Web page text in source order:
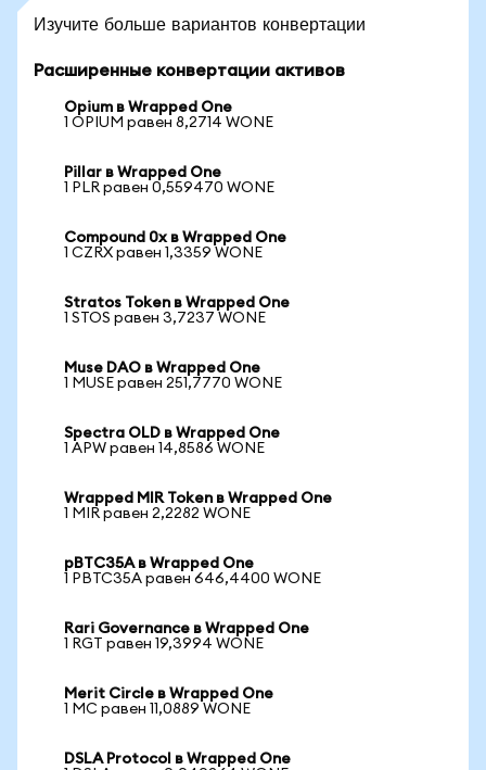
Изучите больше вариантов конвертации
Расширенные конвертации активов
Opium в Wrapped One
1 OPIUM равен 8,2714 WONE
Pillar в Wrapped One
1 PLR равен 0,559470 WONE
Compound 0x в Wrapped One
1 CZRX равен 1,3359 WONE
Stratos Token в Wrapped One
1 STOS равен 3,7237 WONE
Muse DAO в Wrapped One
1 MUSE равен 251,7770 WONE
Spectra OLD в Wrapped One
1 APW равен 14,8586 WONE
Wrapped MIR Token в Wrapped One
1 MIR равен 2,2282 WONE
pBTC35A в Wrapped One
1 PBTC35A равен 646,4400 WONE
Rari Governance в Wrapped One
1 RGT равен 19,3994 WONE
Merit Circle в Wrapped One
1 MC равен 11,0889 WONE
DSLA Protocol в Wrapped One